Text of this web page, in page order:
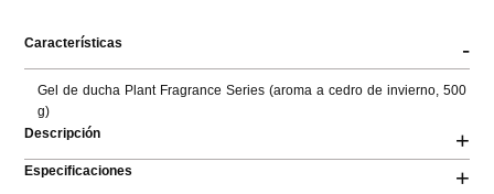
Características -
Gel de ducha Plant Fragrance Series (aroma a cedro de invierno, 500
g)
Descripción
+
Especificaciones +